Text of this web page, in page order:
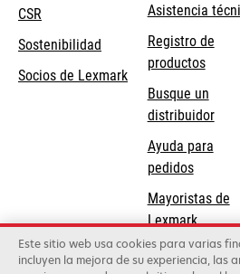
CSR
Sostenibilidad
Socios de Lexmark
se
abre
en
una
pestaña
nueva
Asistencia
Registro de
productos
Busque un
distribuidor
Ayuda para
pedidos
Mayoristas de
Lexmark
Este sitio web usa cookies para varias
incluyen la mejora de su experiencia, las